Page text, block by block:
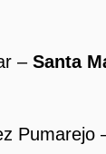
–Santa
Pumarejo